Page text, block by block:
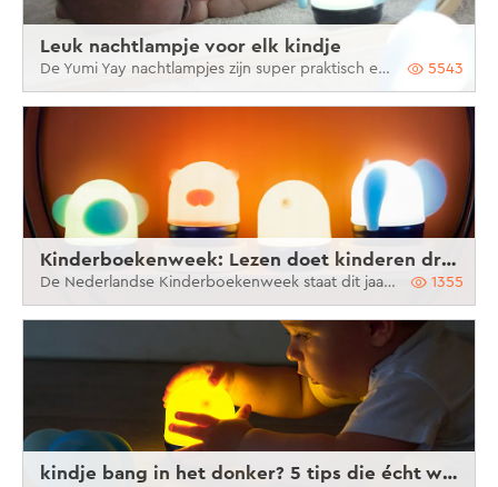
Leuk nachtlampje voor elk kindje
De Yumi Yay nachtlampjes zijn super praktisch en multi-inzetbaar. 5543
Kinderboekenweek: Lezen doet kinderen dromen
De Nederlandse Kinderboekenweek staat dit jaar in het teken van ‘Worden wat je wil’. 1355
kindje bang in het donker? 5 tips die écht werken!